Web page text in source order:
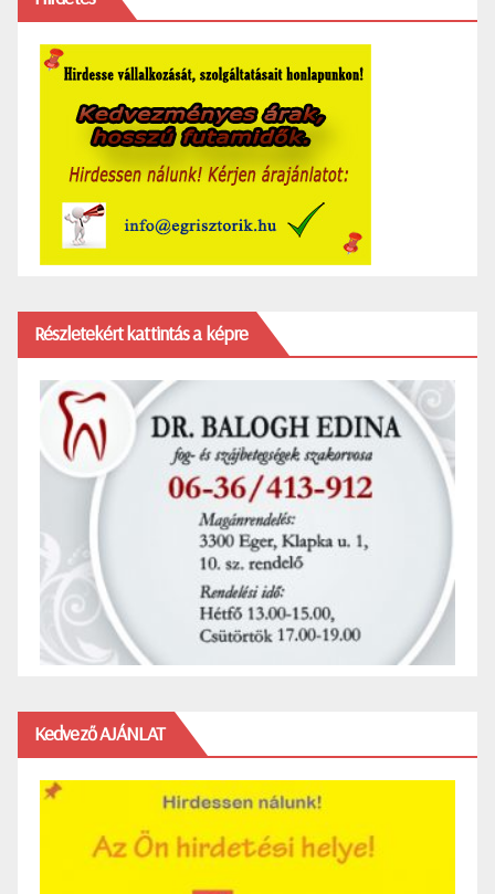
Részletekért kattintás a képre
Kedvező AJÁNLAT